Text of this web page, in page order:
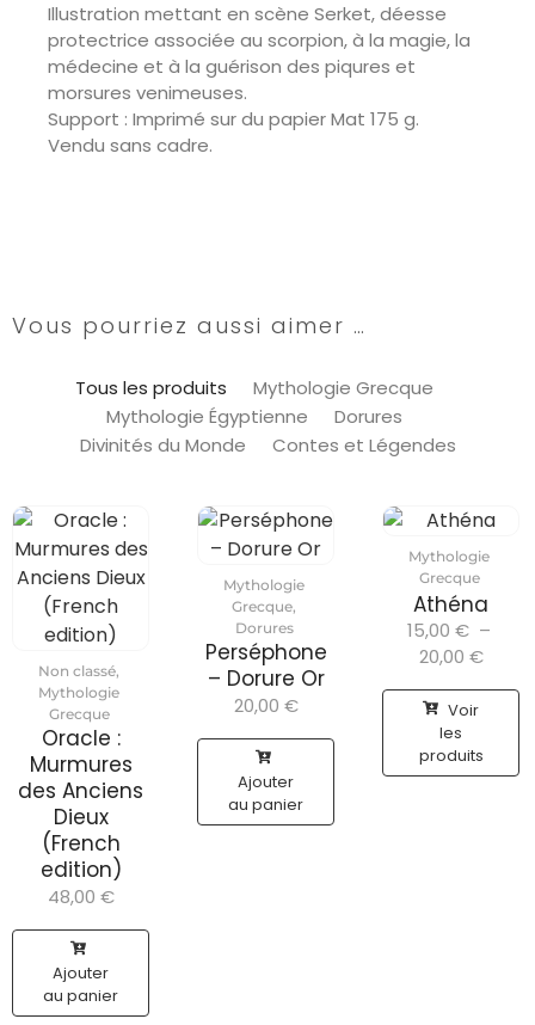
Illustration mettant en scène Serket, déesse
protectrice associée au scorpion, à la magie, la
médecine et à la guérison des piqures et
morsures venimeuses.
Support : Imprimé sur du papier Mat 175 g.
Vendu sans cadre.
Vous pourriez aussi aimer …
Tous les produits
Mythologie Grecque
Mythologie Égyptienne
Dorures
Divinités du Monde
Contes et Légendes
Non classé,
Mythologie
Grecque
Oracle :
Murmures
des Anciens
Dieux
(French
edition)
48,00 €
Ajouter
au panier
Mythologie
Grecque,
Dorures
Perséphone
– Dorure Or
20,00 €
Ajouter
au panier
Mythologie
Grecque
Athéna
15,00 € –
20,00 €
Voir
les
produits